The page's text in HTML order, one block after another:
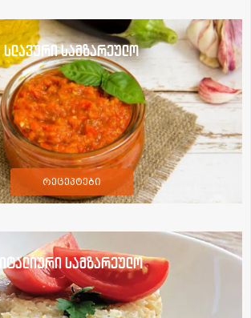
სლავური სამზარეულო
რეცეპტები
იტალიური სამზარეულო